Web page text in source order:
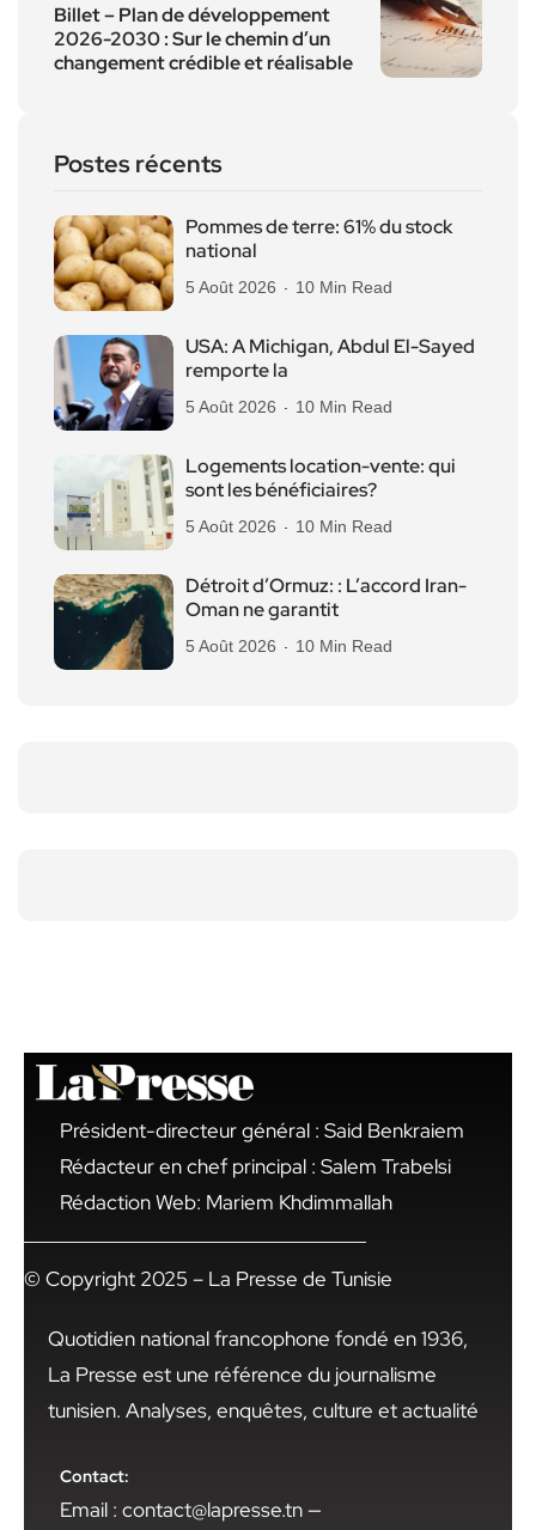
Billet – Plan de développement
2026-2030 : Sur le chemin d’un
changement crédible et réalisable
Postes récents
Pommes de terre: 61% du stock
national
5 Août 2026 10 Min Read
USA: A Michigan, Abdul El-Sayed
remporte la
5 Août 2026 10 Min Read
Logements location-vente: qui
sont les bénéficiaires?
5 Août 2026 10 Min Read
Détroit d’Ormuz: : L’accord Iran-
Oman ne garantit
5 Août 2026 10 Min Read
Président-directeur général : Said Benkraiem
Rédacteur en chef principal : Salem Trabelsi
Rédaction Web: Mariem Khdimmallah
© Copyright 2025 – La Presse de Tunisie
Quotidien national francophone fondé en 1936,
La Presse est une référence du journalisme
tunisien. Analyses, enquêtes, culture et actualité
Contact:
Email : contact@lapresse.tn —